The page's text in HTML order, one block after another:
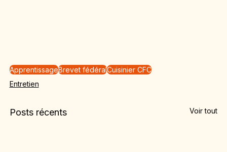
ApprentissageBrevet fédéralCuisinier CFC
Entretien
Posts récents Voir tout